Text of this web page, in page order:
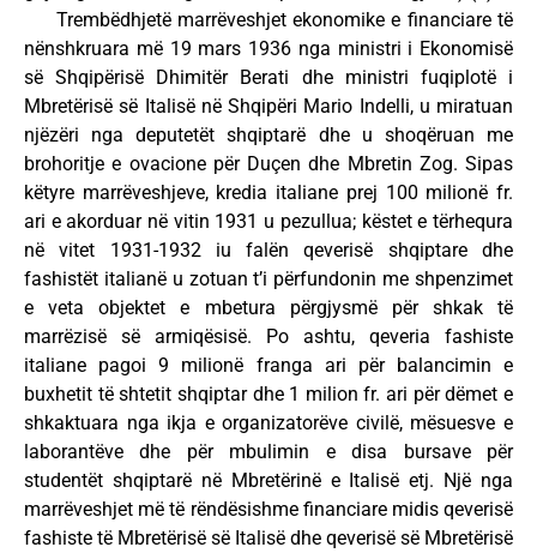
Trembëdhjetë marrëveshjet ekonomike e financiare të
nënshkruara më 19 mars 1936 nga ministri i Ekonomisë
së Shqipërisë Dhimitër Berati dhe ministri fuqiplotë i
Mbretërisë së Italisë në Shqipëri Mario Indelli, u miratuan
njëzëri nga deputetët shqiptarë dhe u shoqëruan me
brohoritje e ovacione për Duçen dhe Mbretin Zog. Sipas
këtyre marrëveshjeve, kredia italiane prej 100 milionë fr.
ari e akorduar në vitin 1931 u pezullua; këstet e tërhequra
në vitet 1931-1932 iu falën qeverisë shqiptare dhe
fashistët italianë u zotuan t’i përfundonin me shpenzimet
e veta objektet e mbetura përgjysmë për shkak të
marrëzisë së armiqësisë. Po ashtu, qeveria fashiste
italiane pagoi 9 milionë franga ari për balancimin e
buxhetit të shtetit shqiptar dhe 1 milion fr. ari për dëmet e
shkaktuara nga ikja e organizatorëve civilë, mësuesve e
laborantëve dhe për mbulimin e disa bursave për
studentët shqiptarë në Mbretërinë e Italisë etj. Një nga
marrëveshjet më të rëndësishme financiare midis qeverisë
fashiste të Mbretërisë së Italisë dhe qeverisë së Mbretërisë